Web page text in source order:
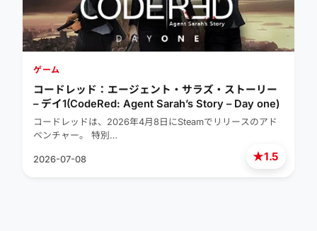
★1.5
ゲーム
コードレッド：エージェント・サラズ・ストーリー
– デイ1(CodeRed: Agent Sarah’s Story – Day one)
コードレッドは、2026年4月8日にSteamでリリースのアド
ベンチャー。 特別…
2026-07-08